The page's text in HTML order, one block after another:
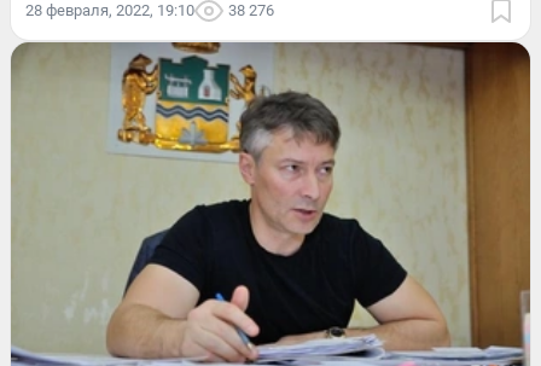
28 февраля, 2022, 19:10 38 276